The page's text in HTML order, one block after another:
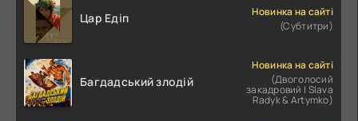
Цар Едіп
Новинка на сайті
(Субтитри)
Багдадський злодій
Новинка на сайті
(Двоголосий
закадровий | Slava
Radyk & Artymko)